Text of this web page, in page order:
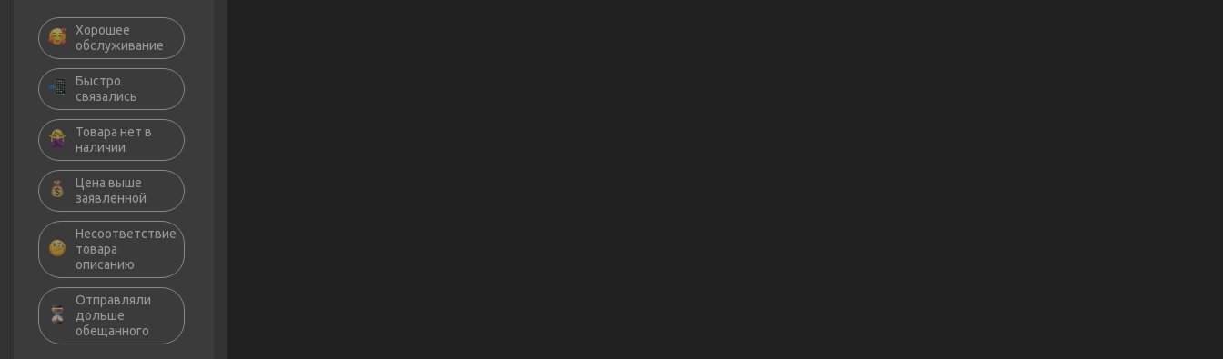
Хорошее
обслуживание
Быстро
связались
Товара нет в
наличии
Цена выше
заявленной
Несоответствие
товара
описанию
Отправляли
дольше
обещанного